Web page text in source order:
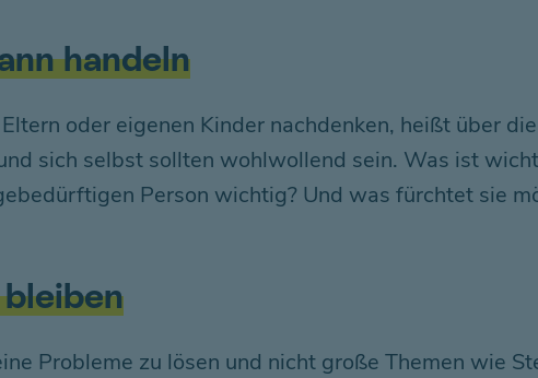
handeln
oder eigenen Kinder nachdenken, heißt über
sich selbst sollten wohlwollend sein. Was ist
Person wichtig? Und was fürchtet sie
Probleme zu lösen und nicht große Themen wie